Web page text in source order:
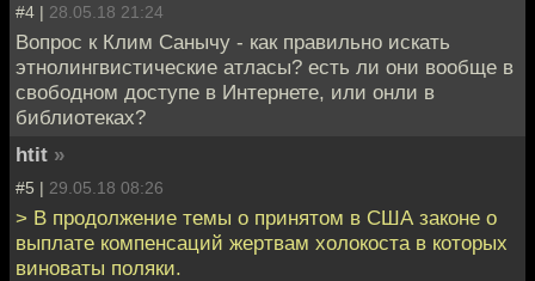
#4 | 28.05.18 21:24
Вопрос к Клим Санычу - как правильно искать
этнолингвистические атласы? есть ли они вообще в
свободном доступе в Интернете, или онли в
библиотеках?
htit »
#5 | 29.05.18 08:26
> В продолжение темы о принятом в США законе о
выплате компенсаций жертвам холокоста в которых
виноваты поляки.